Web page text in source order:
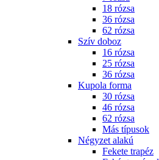
18 rózsa
36 rózsa
62 rózsa
Szív doboz
16 rózsa
25 rózsa
36 rózsa
Kupola forma
30 rózsa
46 rózsa
62 rózsa
Más típusok
Négyzet alakú
Fekete trapéz